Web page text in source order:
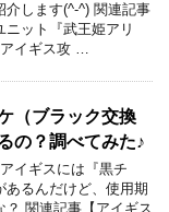
介します(^-^) 関連記事
ニット『武王姫アリ
イギス攻 …
（ブラック交換
の？調べてみた♪
イギスには『黒チ
あるんだけど、使用期
？ 関連記事【アイギス